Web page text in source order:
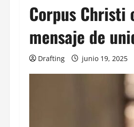
Corpus Christi
mensaje de
Drafting junio 19, 2025